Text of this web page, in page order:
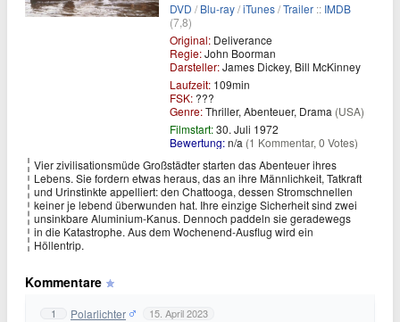
DVD /Blu-ray/iTunes/Trailer :: IMDB
(7,8)
Original: Deliverance
Regie:John Boorman
Darsteller:James Dickey, Bill McKinney
Laufzeit: 109min
FSK: ???
Genre:Thriller, Abenteuer, Drama (USA)
Filmstart:30. Juli 1972
Bewertung:n/a (1 Kommentar, 0 Votes)
Vier zivilisationsmüde Großstädter starten das Abenteuer ihres
Lebens. Sie fordern etwas heraus, das an ihre Männlichkeit, Tatkraft
und Urinstinkte appelliert: den Chattooga, dessen Stromschnellen
keiner je lebend überwunden hat. Ihre einzige Sicherheit sind zwei
unsinkbare Aluminium-Kanus. Dennoch paddeln sie geradewegs
in die Katastrophe. Aus dem Wochenend-Ausflug wird ein
Höllentrip.
Kommentare
1 Polarlichter 15. April 2023